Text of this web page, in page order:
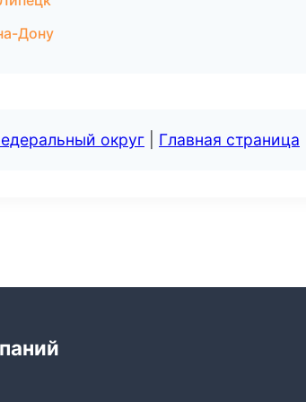
Дону
округ Главная страница